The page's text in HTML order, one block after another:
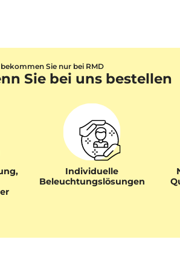
bekommen Sie nur bei RMD
Sie bei uns bestellen
Individuelle
Beleuchtungslösungen